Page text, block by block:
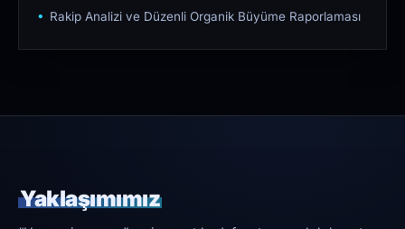
Rakip Analizi ve Düzenli Organik Büyüme Raporlaması
Yaklaşımımız